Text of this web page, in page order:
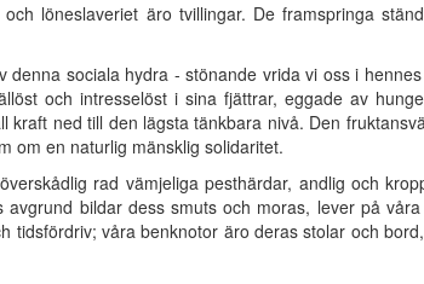
löneslaveriet äro tvillingar. De framspringa
denna sociala hydra - stönande vrida vi oss i
och intresselöst i sina fjättrar, eggade av
kraft ned till den lägsta tänkbara nivå. Den
om en naturlig mänsklig solidaritet.
rad vämjeliga pesthärdar, andlig och
bildar dess smuts och moras, lever på
tidsfördriv; våra benknotor äro deras stolar och